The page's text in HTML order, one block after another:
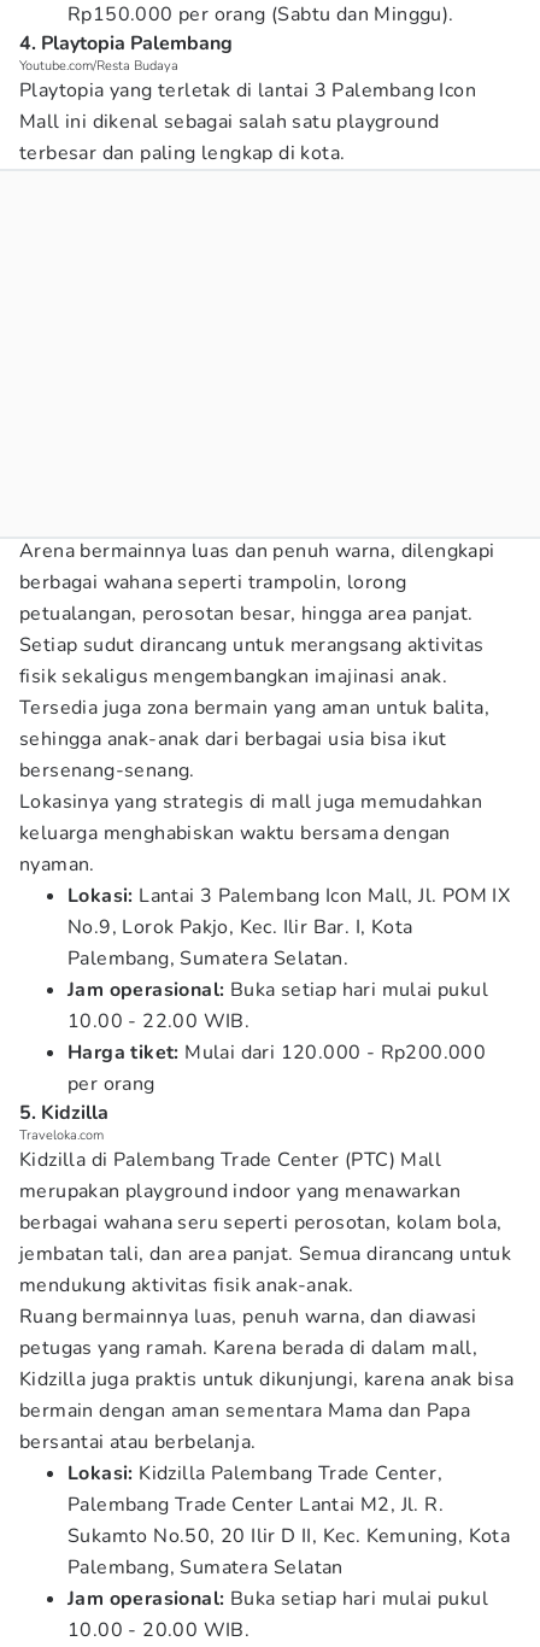
Rp150.000 per orang (Sabtu dan Minggu).
4. Playtopia Palembang
Youtube.com/Resta Budaya
Playtopia yang terletak di lantai 3 Palembang Icon
Mall ini dikenal sebagai salah satu playground
terbesar dan paling lengkap di kota.
Arena bermainnya luas dan penuh warna, dilengkapi
berbagai wahana seperti trampolin, lorong
petualangan, perosotan besar, hingga area panjat.
Setiap sudut dirancang untuk merangsang aktivitas
fisik sekaligus mengembangkan imajinasi anak.
Tersedia juga zona bermain yang aman untuk balita,
sehingga anak-anak dari berbagai usia bisa ikut
bersenang-senang.
Lokasinya yang strategis di mall juga memudahkan
keluarga menghabiskan waktu bersama dengan
nyaman.
Lokasi: Lantai 3 Palembang Icon Mall, Jl. POM IX
No.9, Lorok Pakjo, Kec. Ilir Bar. I, Kota
Palembang, Sumatera Selatan.
Jam operasional: Buka setiap hari mulai pukul
10.00 - 22.00 WIB.
Harga tiket: Mulai dari 120.000 - Rp200.000
per orang
5. Kidzilla
Traveloka.com
Kidzilla di Palembang Trade Center (PTC) Mall
merupakan playground indoor yang menawarkan
berbagai wahana seru seperti perosotan, kolam bola,
jembatan tali, dan area panjat. Semua dirancang untuk
mendukung aktivitas fisik anak-anak.
Ruang bermainnya luas, penuh warna, dan diawasi
petugas yang ramah. Karena berada di dalam mall,
Kidzilla juga praktis untuk dikunjungi, karena anak bisa
bermain dengan aman sementara Mama dan Papa
bersantai atau berbelanja.
Lokasi: Kidzilla Palembang Trade Center,
Palembang Trade Center Lantai M2, Jl. R.
Sukamto No.50, 20 Ilir D II, Kec. Kemuning, Kota
Palembang, Sumatera Selatan
Jam operasional: Buka setiap hari mulai pukul
10.00 - 20.00 WIB.